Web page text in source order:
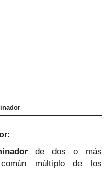
:
de dos o más
múltiplo de los